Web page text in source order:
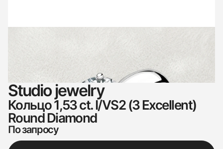
Studio jewelry
Кольцо 1,53 ct. I/VS2 (3 Excellent)
Round Diamond
По запросу